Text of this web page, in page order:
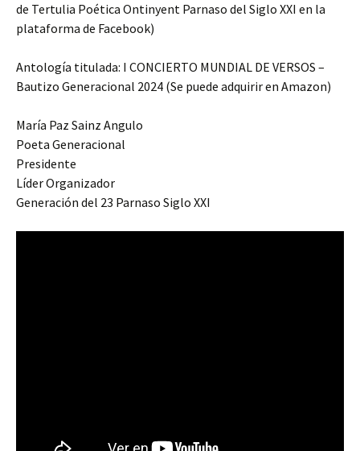
de Tertulia Poética Ontinyent Parnaso del Siglo XXI en la
plataforma de Facebook)
Antología titulada: I CONCIERTO MUNDIAL DE VERSOS –
Bautizo Generacional 2024 (Se puede adquirir en Amazon)
María Paz Sainz Angulo
Poeta Generacional
Presidente
Líder Organizador
Generación del 23 Parnaso Siglo XXI